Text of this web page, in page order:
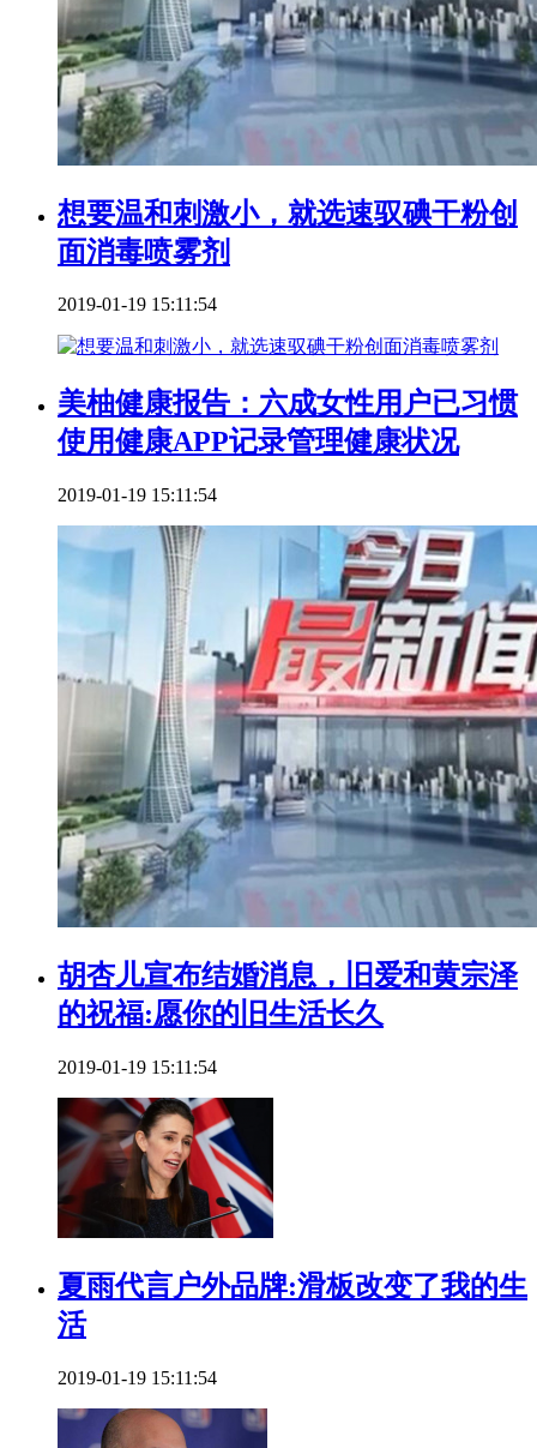
想要温和刺激小，就选速驭碘干粉创
面消毒喷雾剂
2019-01-19 15:11:54
美柚健康报告：六成女性用户已习惯
使用健康APP记录管理健康状况
2019-01-19 15:11:54
胡杏儿宣布结婚消息，旧爱和黄宗泽
的祝福:愿你的旧生活长久
2019-01-19 15:11:54
夏雨代言户外品牌:滑板改变了我的生
活
2019-01-19 15:11:54